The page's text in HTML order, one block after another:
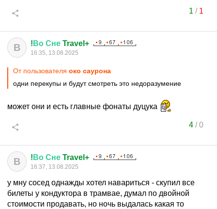
1 / 1
В ! Во Сне Travel+
16:35, 13.08.2025
От пользователя око саурона
одни перекупы и будут смотреть это недоразумение
может они и есть главные фонаты дуцука
4/0
В ! Во Сне Travel+
16:37, 13.08.2025
у мну сосед однажды хотел навариться - скупил все
билеты у кондуктора в трамвае, думал по двойной
стоимости продавать, но ночь выдалась какая то